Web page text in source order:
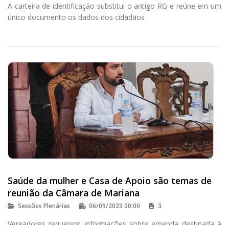
A carteira de identificação substitui o antigo RG e reúne em um
único documento os dados dos cidadãos
Saúde da mulher e Casa de Apoio são temas de
reunião da Câmara de Mariana
Sessões Plenárias 06/09/2023 00:00 3